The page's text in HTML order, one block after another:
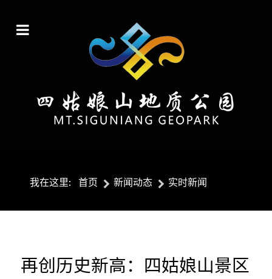
我在这里: 首页 新闻动态 实时新闻
再创历史新高：四姑娘山景区